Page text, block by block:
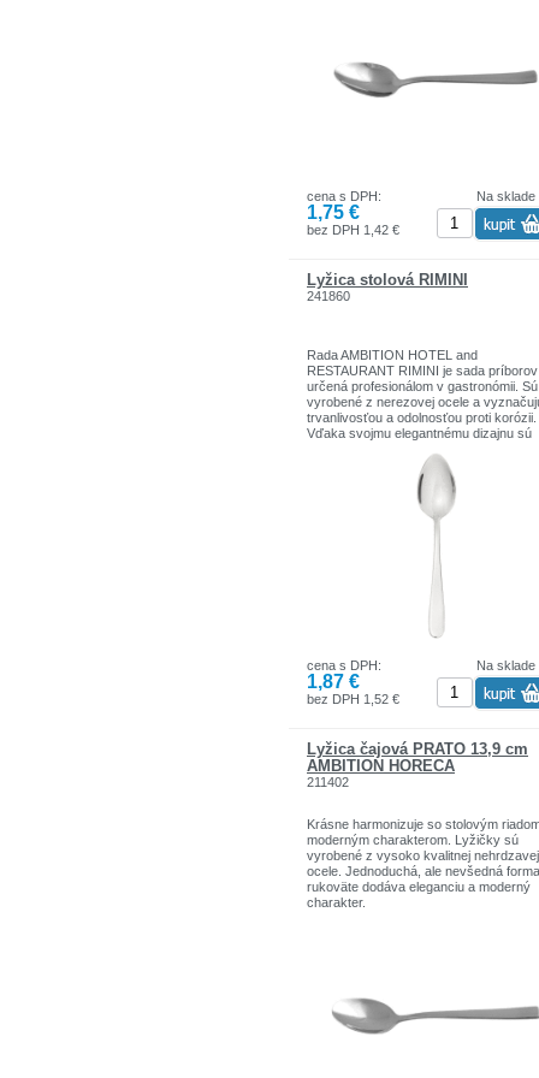
tešiť z pekného príboru.
Na sklade
cena s DPH:
1,75 €
bez DPH 1,42 €
Lyžica stolová RIMINI
241860
Rada AMBITION HOTEL and
RESTAURANT RIMINI je sada príborov
určená profesionálom v gastronómii. Sú
vyrobené z nerezovej ocele a
trvanlivosťou a odolnosťou proti korózii.
Vďaka svojmu elegantnému dizajnu sú
kde podčiarkujú estetiku podávaných
Na sklade
cena s DPH:
1,87 €
bez DPH 1,52 €
Lyžica čajová PRATO 13,9 cm
AMBITION HORECA
211402
Krásne harmonizuje so stolovým
moderným charakterom. Lyžičky sú
vyrobené z vysoko kvalitnej
ocele. Jednoduchá, ale nevšedná forma
rukoväte dodáva eleganciu a moderný
charakter.